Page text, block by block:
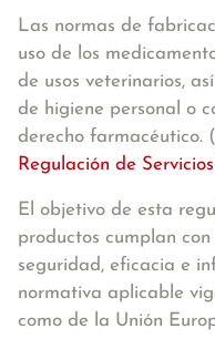
Las normas de
uso de los
de usos veterinarios,
de higiene personal o
derecho farmacéutico. (
Regulación de
El objetivo de esta
productos cumplan
seguridad, eficacia e
normativa aplicable
como de la Unión